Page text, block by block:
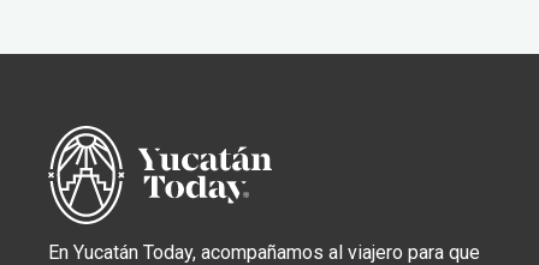
En Yucatán Today, acompañamos al viajero para que